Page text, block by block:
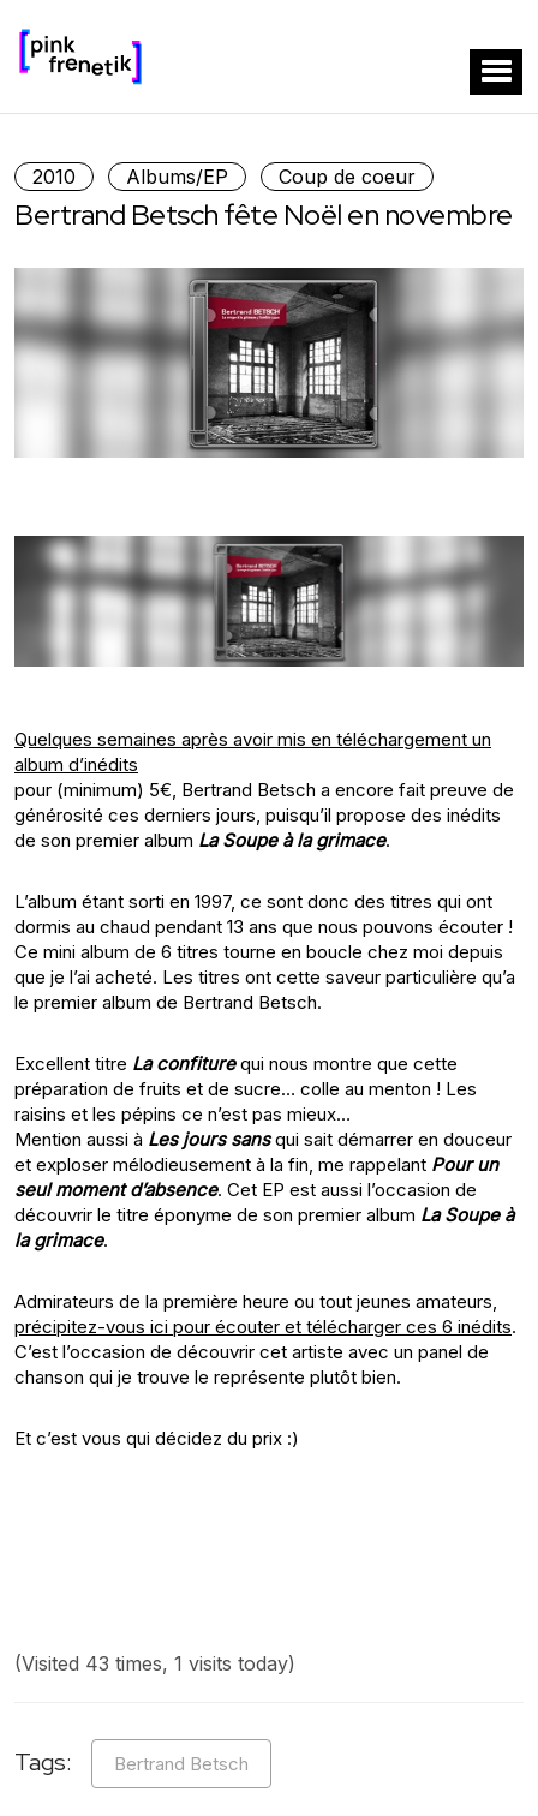
2010 Albums/EP Coup de coeur
Bertrand Betsch fête Noël en novembre
Quelques semaines après avoir mis en téléchargement un
album d’inédits
pour (minimum) 5€, Bertrand Betsch a encore fait preuve de
générosité ces derniers jours, puisqu’il propose des inédits
de son premier album La Soupe à la grimace.
L’album étant sorti en 1997, ce sont donc des titres qui ont
dormis au chaud pendant 13 ans que nous pouvons écouter !
Ce mini album de 6 titres tourne en boucle chez moi depuis
que je l’ai acheté. Les titres ont cette saveur particulière qu’a
le premier album de Bertrand Betsch.
Excellent titre La confiturequi nous montre que cette
préparation de fruits et de sucre… colle au menton ! Les
raisins et les pépins ce n’est pas mieux…
Mention aussi à Les jours sansqui sait démarrer en douceur
et exploser mélodieusement à la fin, me rappelant Pour un
seul moment d’absence. Cet EP est aussi l’occasion de
découvrir le titre éponyme de son premier album La Soupe à
la grimace.
Admirateurs de la première heure ou tout jeunes amateurs,
précipitez-vous ici pour écouter et télécharger ces 6 inédits.
C’est l’occasion de découvrir cet artiste avec un panel de
chanson qui je trouve le représente plutôt bien.
Et c’est vous qui décidez du prix :)
(Visited 43 times, 1 visits today)
Tags: Bertrand Betsch